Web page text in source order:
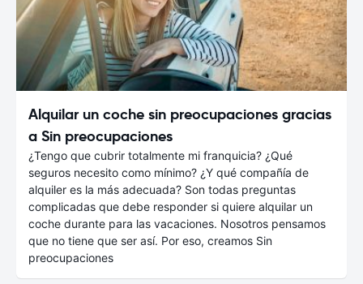
Alquilar un coche sin preocupaciones gracias
a Sin preocupaciones
¿Tengo que cubrir totalmente mi franquicia? ¿Qué
seguros necesito como mínimo? ¿Y qué compañía de
alquiler es la más adecuada? Son todas preguntas
complicadas que debe responder si quiere alquilar un
coche durante para las vacaciones. Nosotros pensamos
que no tiene que ser así. Por eso, creamos Sin
preocupaciones